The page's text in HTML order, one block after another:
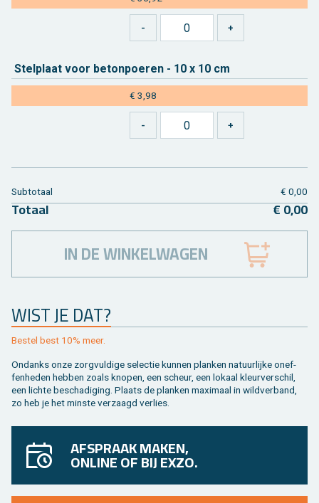
Stel­plaat voor be­ton­poe­ren - 10 x 10 cm
€ 3,98
WIST JE DAT?
Be­stel best 10% meer.
On­danks onze zorg­vul­di­ge se­lec­tie kun­nen plan­ken na­tuur­lij­ke on­ef­
fen­he­den heb­ben zoals kno­pen, een scheur, een lo­kaal kleur­ver­schil,
een lich­te be­scha­di­ging. Plaats de plan­ken maxi­maal in wild­ver­band,
zo heb je het min­ste ver­zaagd ver­lies.
Sub­to­taal € 0,00
To­taal € 0,00
IN DE WINKELWAGEN
AFSPRAAK MAKEN,
ONLINE OF BIJ EXZO.